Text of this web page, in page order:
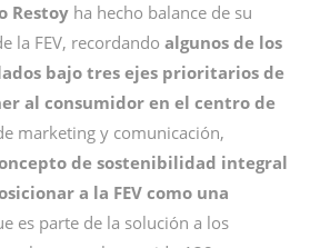
Restoy ha hecho balance de su
la FEV, recordando algunos de los
bajo tres ejes prioritarios de
al consumidor en el centro de
marketing y comunicación,
de sostenibilidad integral
a la FEV como una
es parte de la solución a los